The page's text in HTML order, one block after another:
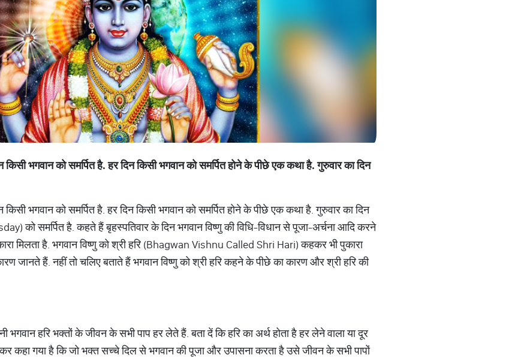
किसी भगवान को समर्पित है. हर दिन किसी भगवान को समर्पित होने के पीछे एक कथा है. गुरुवार का दिन
किसी भगवान को समर्पित है. हर दिन किसी भगवान को समर्पित होने के पीछे एक कथा है. गुरुवार का दिन
को समर्पित है. कहते हैं बृहस्पतिवार के दिन भगवान विष्णु की विधि-विधान से पूजा-अर्चना आदि करने
मिलता है. भगवान विष्णु को श्री हरि (Bhagwan Vishnu Called Shri Hari) कहकर भी पुकारा
जानते हैं. नहीं तो चलिए बताते हैं भगवान विष्णु को श्री हरि कहने के पीछे का कारण और श्री हरि की
भगवान हरि भक्तों के जीवन के सभी पाप हर लेते हैं. बता दें कि हरि का अर्थ होता है हर लेने वाला या दूर
कहा गया है कि जो भक्त सच्चे दिल से भगवान की पूजा और उपासना करता है उसे जीवन के सभी पापों